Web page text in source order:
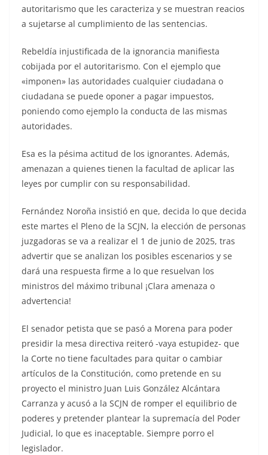
autoritarismo que les caracteriza y se muestran reacios
a sujetarse al cumplimiento de las sentencias.
Rebeldía injustificada de la ignorancia manifiesta
cobijada por el autoritarismo. Con el ejemplo que
«imponen» las autoridades cualquier ciudadana o
ciudadana se puede oponer a pagar impuestos,
poniendo como ejemplo la conducta de las mismas
autoridades.
Esa es la pésima actitud de los ignorantes. Además,
amenazan a quienes tienen la facultad de aplicar las
leyes por cumplir con su responsabilidad.
Fernández Noroña insistió en que, decida lo que decida
este martes el Pleno de la SCJN, la elección de personas
juzgadoras se va a realizar el 1 de junio de 2025, tras
advertir que se analizan los posibles escenarios y se
dará una respuesta firme a lo que resuelvan los
ministros del máximo tribunal ¡Clara amenaza o
advertencia!
El senador petista que se pasó a Morena para poder
presidir la mesa directiva reiteró -vaya estupidez- que
la Corte no tiene facultades para quitar o cambiar
artículos de la Constitución, como pretende en su
proyecto el ministro Juan Luis González Alcántara
Carranza y acusó a la SCJN de romper el equilibrio de
poderes y pretender plantear la supremacía del Poder
Judicial, lo que es inaceptable. Siempre porro el
legislador.